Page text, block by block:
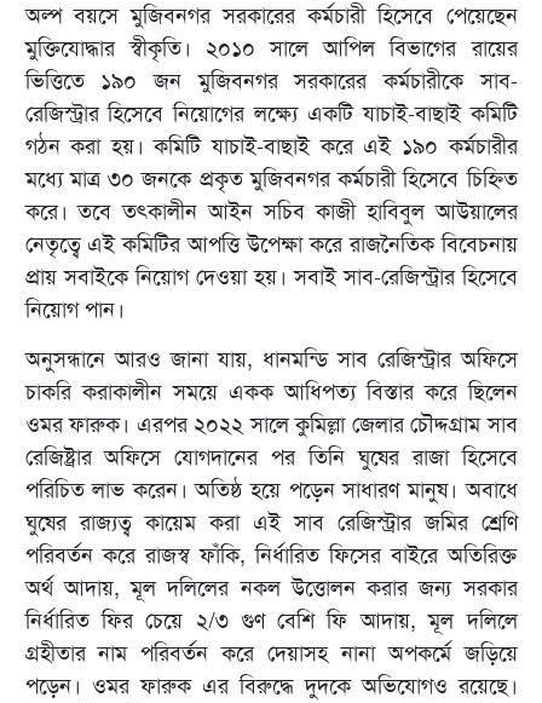
অল্প বয়সে মুজিবনগর সরকারের কর্মচারী হিসেবে পেয়েছেন
মুক্তিযোদ্ধার স্বীকৃতি। ২০১০ সালে আপিল বিভাগের রায়ের
ভিত্তিতে ১৯০ জন মুজিবনগর সরকারের কর্মচারীকে সাব-
রেজিস্ট্রার হিসেবে নিয়োগের লক্ষ্যে একটি যাচাই-বাছাই কমিটি
গঠন করা হয়। কমিটি যাচাই-বাছাই করে এই ১৯০ কর্মচারীর
মধ্যে মাত্র ৩০ জনকে প্রকৃত মুজিবনগর কর্মচারী হিসেবে চিহ্নিত
করে। তবে তৎকালীন আইন সচিব কাজী হাবিবুল আউয়ালের
নেতৃত্বে এই কমিটির আপত্তি উপেক্ষা করে রাজনৈতিক বিবেচনায়
প্রায় সবাইকে নিয়োগ দেওয়া হয়। সবাই সাব-রেজিস্ট্রার হিসেবে
নিয়োগ পান।
অনুসন্ধানে আরও জানা যায়, ধানমন্ডি সাব রেজিস্ট্রার অফিসে
চাকরি করাকালীন সময়ে একক আধিপত্য বিস্তার করে ছিলেন
ওমর ফারুক। এরপর ২০২২ সালে কুমিল্লা জেলার চৌদ্দগ্রাম সাব
রেজিষ্ট্রার অফিসে যোগদানের পর তিনি ঘুষের রাজা হিসেবে
পরিচিত লাভ করেন। অতিষ্ঠ হয়ে পড়েন সাধারণ মানুষ। অবাধে
ঘুষের রাজ্যত্ব কায়েম করা এই সাব রেজিস্ট্রার জমির শ্রেণি
পরিবর্তন করে রাজস্ব ফাঁকি, নির্ধারিত ফিসের বাইরে অতিরিক্ত
অর্থ আদায়, মূল দলিলের নকল উত্তোলন করার জন্য সরকার
নির্ধারিত ফির চেয়ে ২/৩ গুণ বেশি ফি আদায়, মূল দলিলে
গ্রহীতার নাম পরিবর্তন করে দেয়াসহ নানা অপকর্মে জড়িয়ে
পড়েন। ওমর ফারুক এর বিরুদ্ধে দুদকে অভিযোগও রয়েছে।